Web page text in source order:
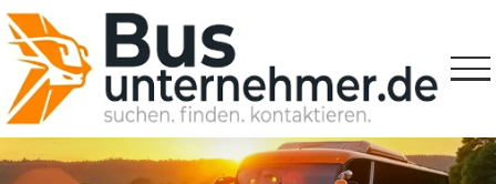
Skip
to
content